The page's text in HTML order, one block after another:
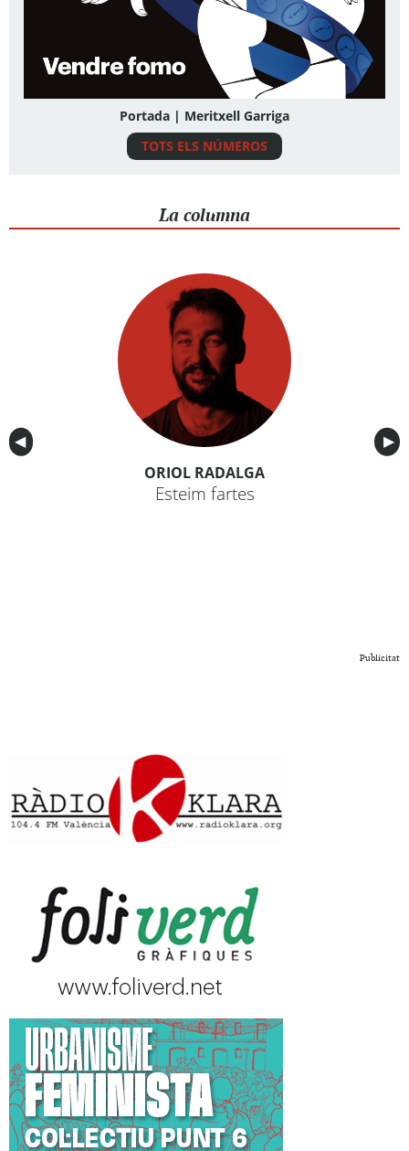
Portada | Meritxell Garriga
TOTS ELS NÚMEROS
La columna
Anterior
◀︎ ▶︎
ORIOL RADALGA
Esteim fartes
Publicitat